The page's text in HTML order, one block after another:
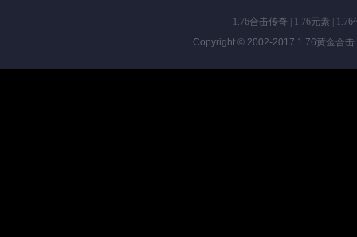
1.76合击传奇 1.76元素
1.76
Copyright © 2002-2017 1.76黄金合击